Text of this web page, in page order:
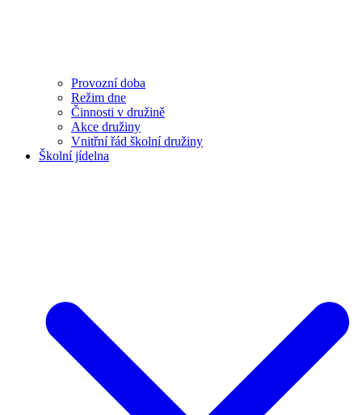
Provozní doba
Režim dne
Činnosti v družině
Akce družiny
Vnitřní řád školní družiny
Školní jídelna